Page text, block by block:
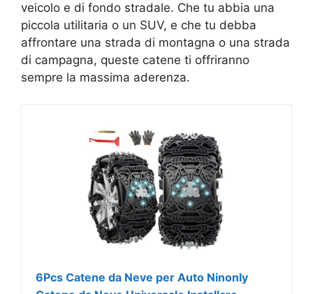
veicolo e di fondo stradale. Che tu abbia una
piccola utilitaria o un SUV, e che tu debba
affrontare una strada di montagna o una strada
di campagna, queste catene ti offriranno
sempre la massima aderenza.
6Pcs Catene da Neve per Auto Ninonly